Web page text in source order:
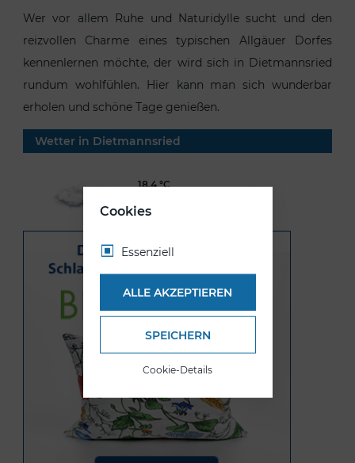
Wer vor allem Ruhe und Naturidylle sucht und den
reizvollen Charme eines typischen Allgäuer Dorfes
kennenlernen möchte, der wird sich in Dietmannsried
rundum wohlfühlen. Hier kann man sich wunderbar
erholen und schöne Tage genießen.
Wetter in Dietmannsried
18.4 °C
Cookies
Essenziell
ALLE AKZEPTIEREN
SPEICHERN
Cookie-Details